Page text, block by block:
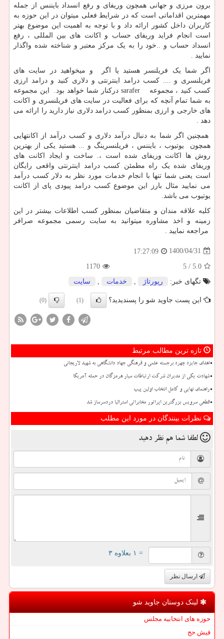
برون مرزی و جهانی همچون وریفای و رفع انسداد بایننس از جمله
مهمترین اقداماتی است که در شرایط فعلی میتوان در این حوزه به
کاربران داخل کشور ارائه داد و با توجه به اهمیت این موضوع بهتر
است انجام فراید وریفای حساب و اکانت های بین المللی ، رفع
انسداد حساب و ..خود را به یک مرکز معتبر و شناخته شده واگذار
نمایید .
اگر شما یک فریلنسر هستید یا اگر و میخواهید در سایت های
فریلنسری و .... کسب درامد اینترنتی و دلاری کنید و درامد ارزی
کسب کنید ، مجموعهsarafer درکنار شما خواهد بود. این مجموعه
به شما تمام آنچه که برای فعالیت در سایت های فریلنسری و اکانت
های خارجی و ارزی بمنظور کسب درامد دلاری نیاز دارید را ارائه می
دهد .
همچنین اگر شما به دنبال درآمد دلاری و کسب درآمد از اکانتهایی
همچون یوتیوب ، بایننس ، فریلنسرینگ و ... هستید یکی از بهترین
روش ها اکانت وریفای شده است ،. ساخت و ایجاد اکانت های
وریفای شده یک راه مطمئن کسب درامد اینترنتی واقعی رایگان
است یعنی شما تنها با انجام خدمات مورد نظر به دلار کسب درآمد
می نمایید مثال بارز این موضوع کسب درامد پیودی پای از اکانت
یوتیوب می باشد.
کلیه علاقه مندان و متقاضیان بمنظور کسب اطلاعات بیشتر در این
زمینه و اخذ مشاوره میتوانید به سایت رسمی مجموعه صرافر
مراجعه نمایید .
1400/04/31
17:27:09
5.0
/ 5
1170
تگهای خبر:
رپورتاژ , خدمات , سایت
این پست جاوید شو را پسندیدید؟ (1)
(0)
تازه ترین مطالب مرتبط
اهدای جایزه چهره برجسته علمی و فرهنگی جهاد دانشگاهی به شهید لاریجانی
شهادت یکی از مدیران شرکت ارتباطات سیار هرمزگان در حمله آمریکا
راهنمای نهایی و کامل انتخاب اولین پیپ
قطعی سرویس بزرگترین اپراتور مخابراتی استرالیا دردسرساز شد
نظرات بینندگان در مورد این مطلب
لطفا شما هم نظر دهید
= ۱ بعلاوه ۳
ارسال نظر
لینک دوستان جاوید شو
حوزه های انتخابیه مجلس
فیش حج